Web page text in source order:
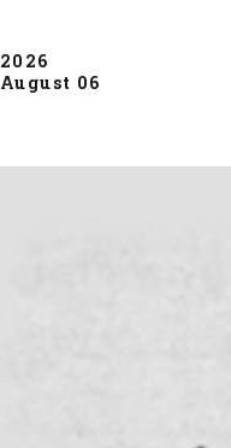
2026
August 06